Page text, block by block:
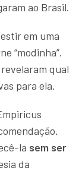
ao Brasil.
em uma
“modinha”.
qual
para ela.
la sem ser
da